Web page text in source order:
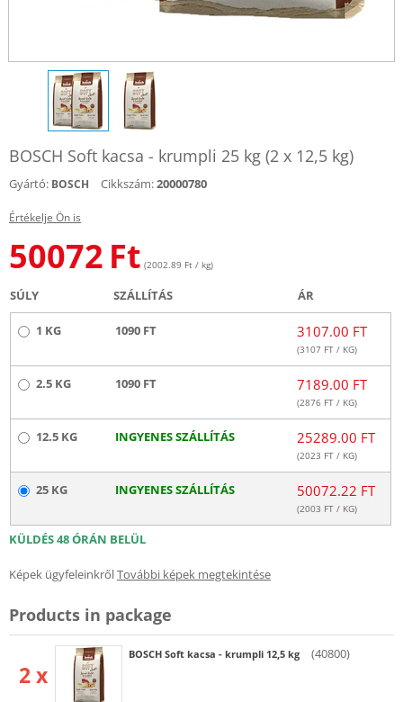
BOSCH Soft kacsa - krumpli 25 kg (2 x 12,5 kg)
Gyártó: BOSCH Cikkszám:20000780
Értékelje Ön is
50072 Ft (2002.89 Ft / kg)
SÚLY SZÁLLÍTÁS ÁR
1 KG 1090 FT 3107.00 FT
(3107 FT / KG)
2.5 KG 1090 FT 7189.00 FT
(2876 FT / KG)
12.5 KG INGYENES SZÁLLÍTÁS 25289.00 FT
(2023 FT / KG)
25 KG INGYENES SZÁLLÍTÁS 50072.22 FT
(2003 FT / KG)
KÜLDÉS 48 ÓRÁN BELÜL
Képek ügyfeleinkrőlTovábbi képek megtekintése
Products in package
2 x
BOSCH Soft kacsa - krumpli 12,5 kg (40800)